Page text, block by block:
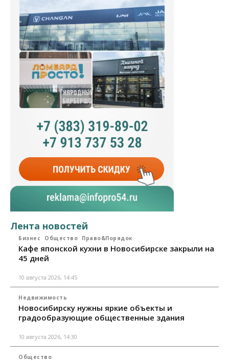
Лента новостей
Бизнес Общество Право&Порядок
Кафе японской кухни в Новосибирске закрыли на
45 дней
10 августа 2026, 14:45
Недвижимость
Новосибирску нужны яркие объекты и
градообразующие общественные здания
10 августа 2026, 14:30
Общество